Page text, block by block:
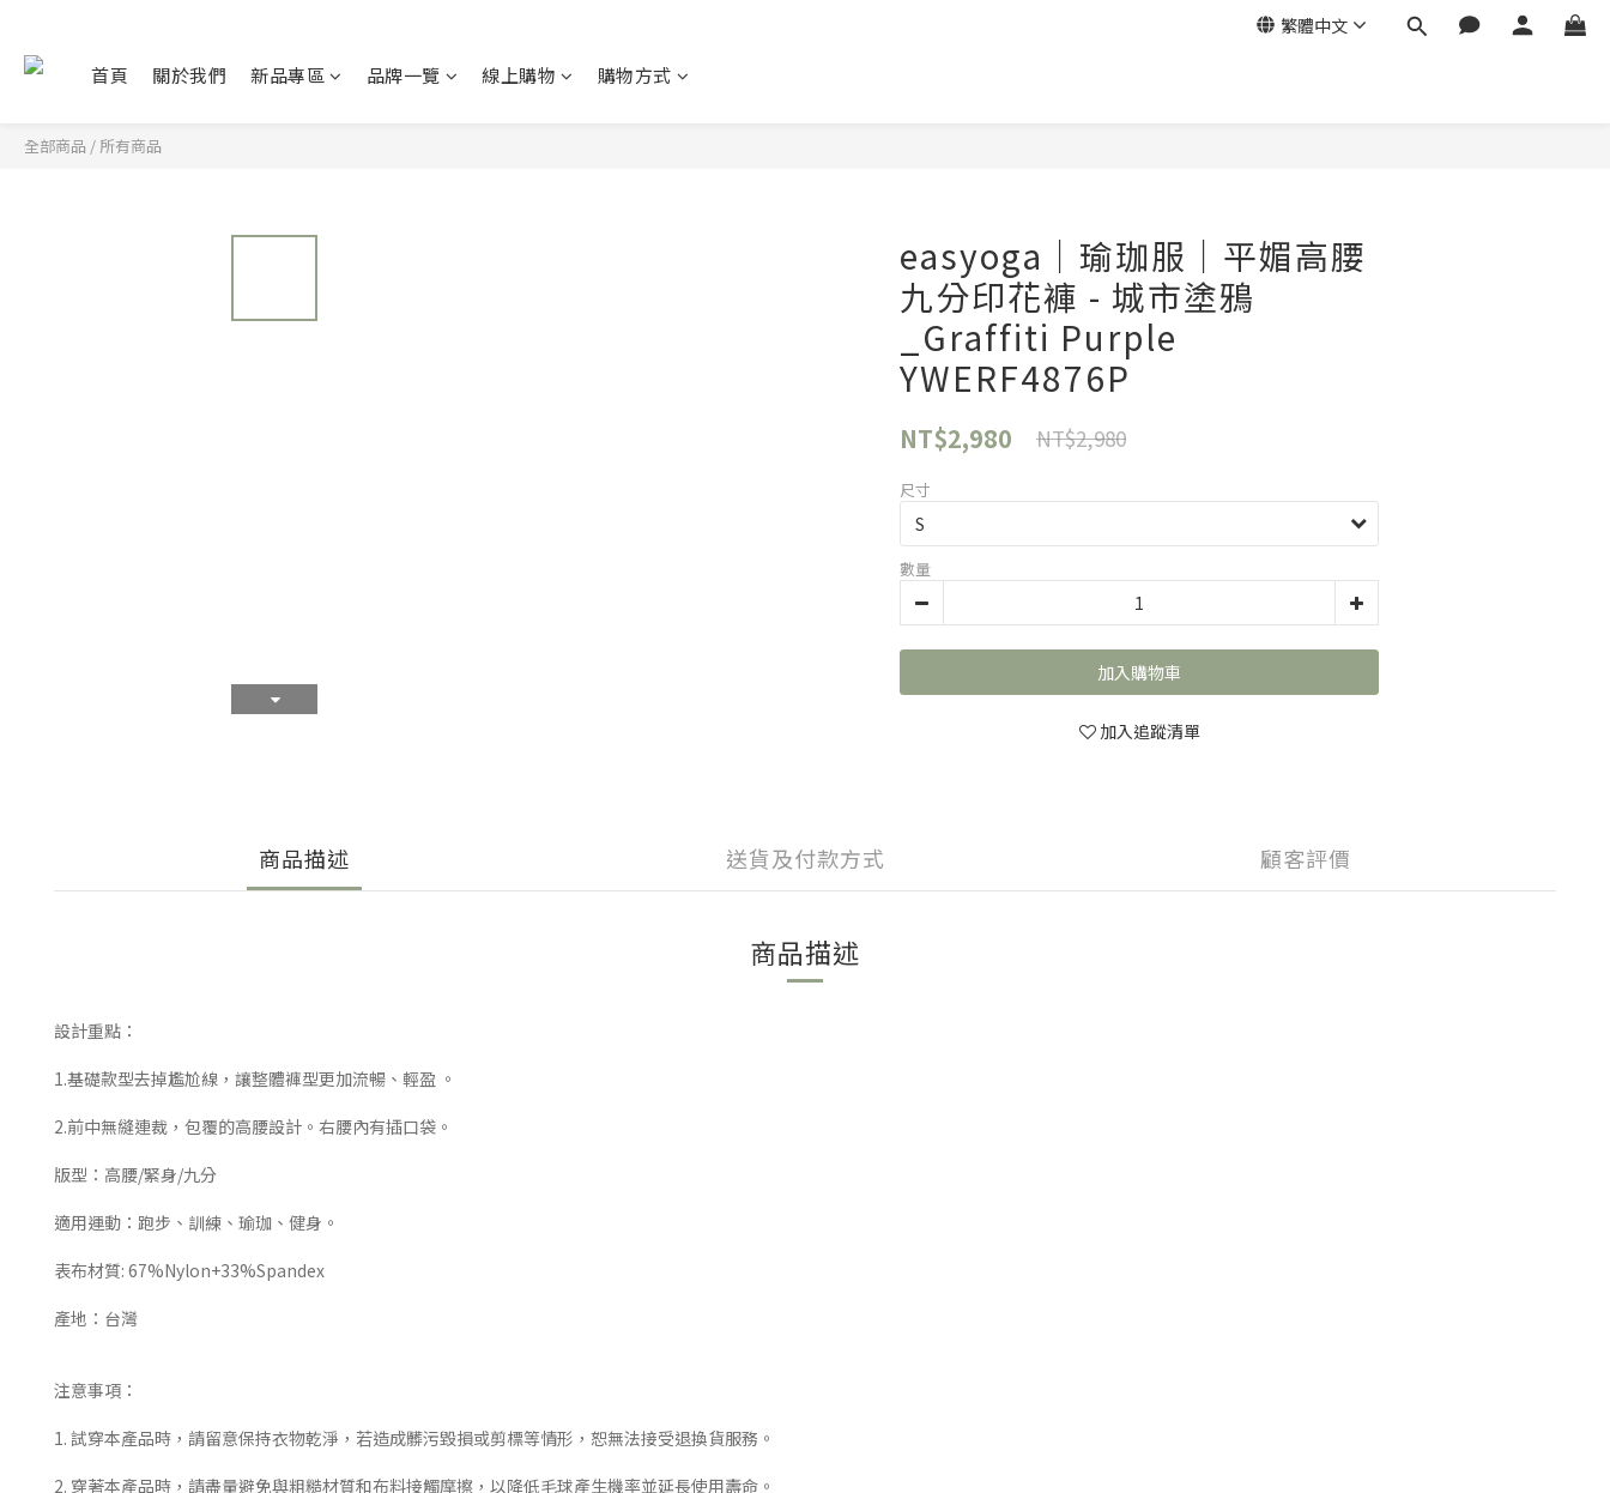
繁體中文
首頁 關於我們 新品專區 品牌一覽 線上購物 購物方式
全部商品 / 所有商品
easyoga｜瑜珈服｜平媚高腰
九分印花褲 - 城市塗鴉
_Graffiti Purple
YWERF4876P
NT$2,980 NT$2,980
尺寸
數量
加入購物車
加入追蹤清單
商品描述 送貨及付款方式 顧客評價
商品描述
設計重點：
1.基礎款型去掉尷尬線，讓整體褲型更加流暢、輕盈 。
2.前中無縫連裁，包覆的高腰設計。右腰內有插口袋。
版型：高腰/緊身/九分
適用運動：跑步、訓練、瑜珈、健身。
表布材質: 67%Nylon+33%Spandex
產地：台灣
注意事項：
1. 試穿本產品時，請留意保持衣物乾淨，若造成髒污毀損或剪標等情形，恕無法接受退換貨服務。
2. 穿著本產品時，請盡量避免與粗糙材質和布料接觸摩擦，以降低毛球產生機率並延長使用壽命。